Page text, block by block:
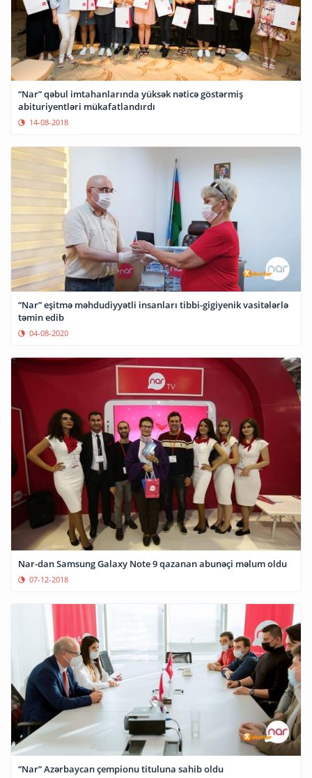
“Nar” qəbul imtahanlarında yüksək nəticə göstərmiş
abituriyentləri mükafatlandırdı
14-08-2018
“Nar” eşitmə məhdudiyyətli insanları tibbi-gigiyenik vasitələrlə
təmin edib
04-08-2020
Nar-dan Samsung Galaxy Note 9 qazanan abunəçi məlum oldu
07-12-2018
“Nar” Azərbaycan çempionu tituluna sahib oldu